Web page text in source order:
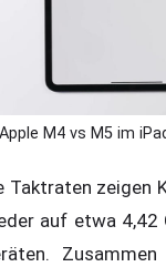
Apple M4 vs M5 im
Taktraten zeigen
auf etwa 4,42